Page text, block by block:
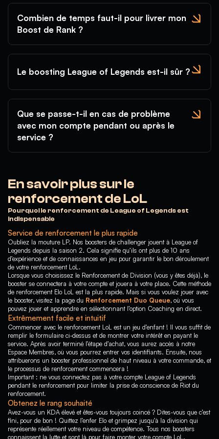
Combien de temps faut-il pour livrer mon
Boost de Rank ?
Le boosting League of Legends est-il sûr ?
Que se passe-t-il en cas de problème
avec mon compte pendant ou après le
service ?
En savoir plus sur le
renforcement de LoL
Pourquoi le renforcement de League of Legends est
indispensable
Service de renforcement le plus rapide
Oubliez la mouture LP. Nos boosters de challenger jouent à League of
Legends depuis la saison 2. Cela signifie qu’ils ont plus de 10 ans
d’expérience et de connaissances en jeu pour garantir le bon déroulement
de votre renforcement LoL.
Lorsque vous choisissez le Renforcement de Division (vous y êtes déjà), le
booster se connectera à votre compte et jouera à votre place. Cette méthode
de renforcement Elo LoL est la plus rapide. Mais si vous voulez jouer avec
le booster, visitez la page du Renforcement Duo Queue, où vous
pouvez jouer et apprendre en sélectionnant l’option Coaching en direct.
Extrêmement facile et intuitif
Commencer avec le renforcement LoL est un jeu d’enfant ! Il vous suffit de
remplir le formulaire ci-dessus et de montrer votre intérêt en payant le
service. Après avoir terminé l’étape d’achat, vous aurez accès à notre
Espace Membres, où vous pourrez entrer vos identifiants. Ensuite, nous
attribuerons un booster professionnel de haut niveau à votre commande, et
le processus de renforcement commencera !
Important : ne vous connectez pas à votre compte League of Legends
pendant le renforcement pour limiter la prise de conscience de Riot du
renforcement.
Obtenez le rang souhaité
Avez-vous un KDA élevé et êtes-vous toujours coincé ? Dites-vous que c’est
fini, pour de bon ! Quittez l’enfer Elo et grimpez jusqu’à la division qui
représente réellement votre niveau de compétence. Tous nos boosters
connaissent la lutte et sont là pour faire monter votre compte LoL.